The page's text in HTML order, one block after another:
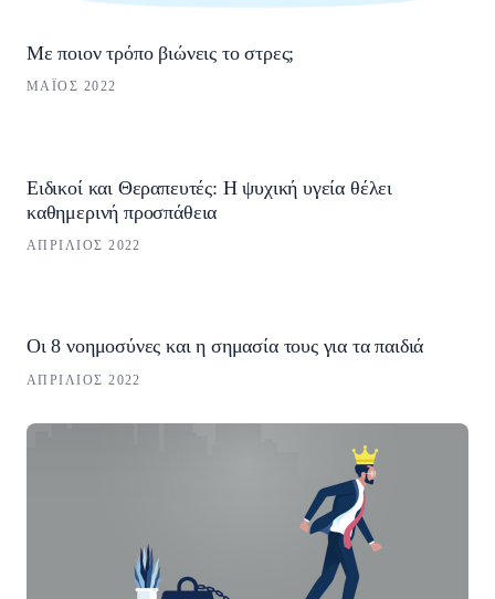
Με ποιον τρόπο βιώνεις το στρες;
ΜΆΙΟΣ 2022
Ειδικοί και Θεραπευτές: Η ψυχική υγεία θέλει
καθημερινή προσπάθεια
ΑΠΡΊΛΙΟΣ 2022
Οι 8 νοημοσύνες και η σημασία τους για τα παιδιά
ΑΠΡΊΛΙΟΣ 2022